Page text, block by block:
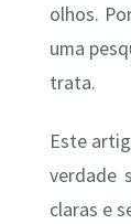
olhos.
uma
trata.
Este
verdade
claras e